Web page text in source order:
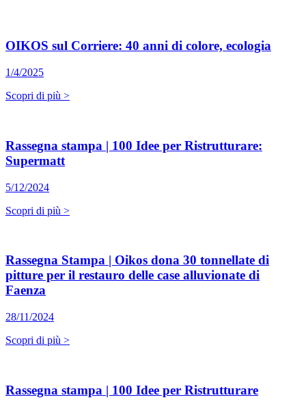
OIKOS sul Corriere: 40 anni di colore, ecologia
1/4/2025
Scopri di più >
Rassegna stampa | 100 Idee per Ristrutturare:
Supermatt
5/12/2024
Scopri di più >
Rassegna Stampa | Oikos dona 30 tonnellate di
pitture per il restauro delle case alluvionate di
Faenza
28/11/2024
Scopri di più >
Rassegna stampa | 100 Idee per Ristrutturare